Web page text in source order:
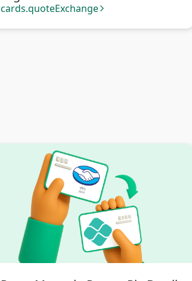
Pago
cards.quoteExchange arrow_forward_ios